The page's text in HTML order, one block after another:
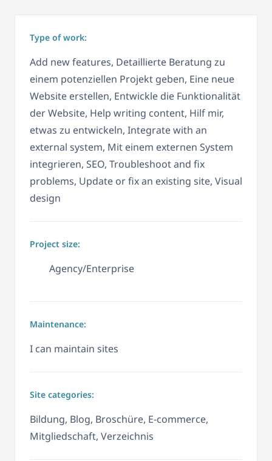
Type of work:
Add new features, Detaillierte Beratung zu
einem potenziellen Projekt geben, Eine neue
Website erstellen, Entwickle die Funktionalität
der Website, Help writing content, Hilf mir,
etwas zu entwickeln, Integrate with an
external system, Mit einem externen System
integrieren, SEO, Troubleshoot and fix
problems, Update or fix an existing site, Visual
design
Project size:
Agency/Enterprise
Maintenance:
I can maintain sites
Site categories:
Bildung, Blog, Broschüre, E-commerce,
Mitgliedschaft, Verzeichnis